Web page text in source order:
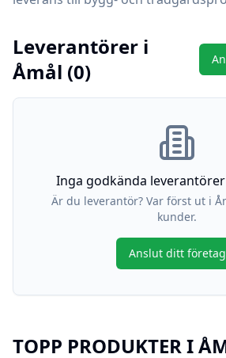
Leverantörer i
Åmål (0)
Inga godkända
Är du leverantör? Var först ut i
kunder.
Anslut ditt företag
TOPP PRODUKTER I